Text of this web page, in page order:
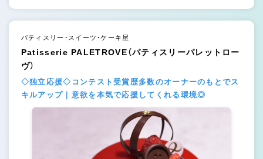
パティスリー・スイーツ・ケーキ屋
Patisserie PALETROVE（パティスリーパレットロー
ヴ）
◇独立応援◇コンテスト受賞歴多数のオーナーのもとでス
キルアップ｜意欲を本気で応援してくれる環境◎